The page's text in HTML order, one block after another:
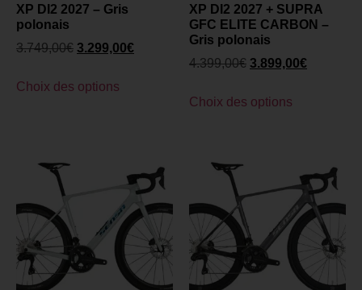
XP DI2 2027 – Gris
polonais
3.749,00€ 3.299,00€
Choix des options
XP DI2 2027 + SUPRA
GFC ELITE CARBON –
Gris polonais
4.399,00€ 3.899,00€
Choix des options